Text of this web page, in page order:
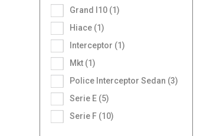
Grand I10 (1)
Hiace (1)
Interceptor (1)
Mkt (1)
Police Interceptor Sedan (3)
Serie E (5)
Serie F (10)